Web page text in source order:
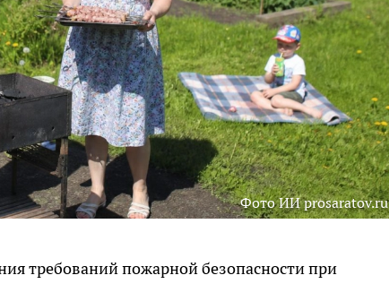
Фото ИИ prosaratov.ru
требований пожарной безопасности при